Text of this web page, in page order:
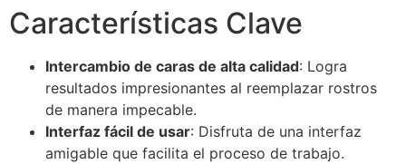
Características Clave
Intercambio de caras de alta calidad: Logra
resultados impresionantes al reemplazar rostros
de manera impecable.
Interfaz fácil de usar: Disfruta de una interfaz
amigable que facilita el proceso de trabajo.